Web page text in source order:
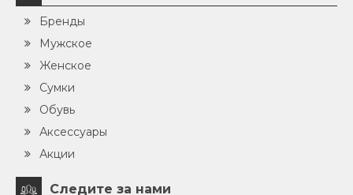
Бренды
Мужское
Женское
Сумки
Обувь
Аксессуары
Акции
Следите за нами